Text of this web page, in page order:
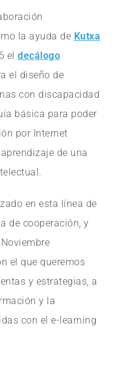
la ayuda de Kutxa
el decálogo
el diseño de
con discapacidad
básica para poder
por Internet
de una
en esta línea de
de cooperación, y
el que queremos
y estrategias, a
y la
con el e-learning